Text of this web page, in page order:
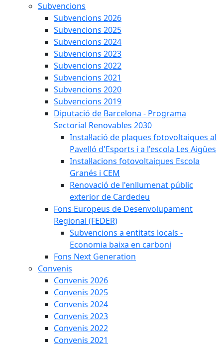
Subvencions
Subvencions 2026
Subvencions 2025
Subvencions 2024
Subvencions 2023
Subvencions 2022
Subvencions 2021
Subvencions 2020
Subvencions 2019
Diputació de Barcelona - Programa
Sectorial Renovables 2030
Instal·lació de plaques fotovoltaiques al
Pavelló d'Esports i a l'escola Les Aigües
Instal·lacions fotovoltaiques Escola
Granés i CEM
Renovació de l'enllumenat públic
exterior de Cardedeu
Fons Europeus de Desenvolupament
Regional (FEDER)
Subvencions a entitats locals -
Economia baixa en carboni
Fons Next Generation
Convenis
Convenis 2026
Convenis 2025
Convenis 2024
Convenis 2023
Convenis 2022
Convenis 2021